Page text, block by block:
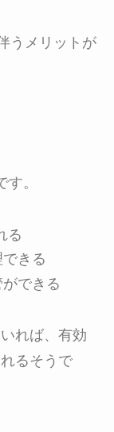
うメリットが
。
る
きる
できる
れば、有効
るそうで